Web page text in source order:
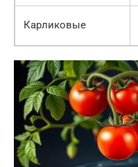
Карликовые